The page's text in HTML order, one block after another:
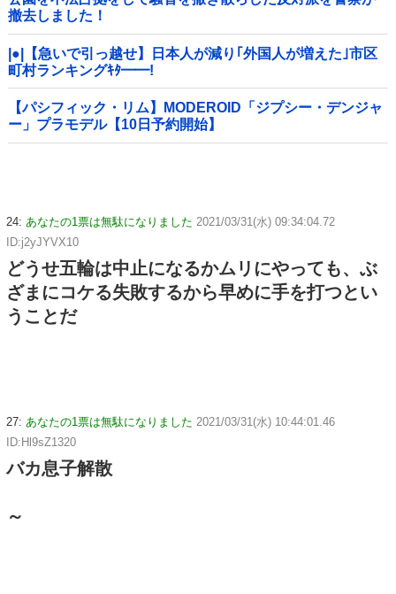
撤去しました！
|●|【急いで引っ越せ】日本人が減り｢外国人が増えた｣市区
町村ランキングｷﾀ━━!
【パシフィック・リム】MODEROID「ジプシー・デンジャ
ー」プラモデル【10日予約開始】
24: あなたの1票は無駄になりました 2021/03/31(水) 09:34:04.72
ID:j2yJYVX10
どうせ五輪は中止になるかムリにやっても、ぶ
ざまにコケる失敗するから早めに手を打つとい
うことだ
27: あなたの1票は無駄になりました 2021/03/31(水) 10:44:01.46
ID:Hl9sZ1320
バカ息子解散
～